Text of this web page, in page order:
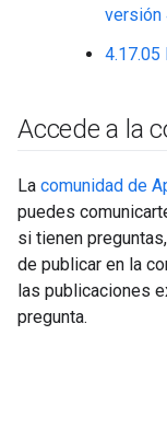
versión
4.17.05
Accede a la
La comunidad de
puedes
si tienen
de publicar en la
las publicaciones
pregunta.